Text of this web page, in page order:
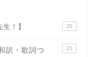
！】 25
訳・歌詞つ
23